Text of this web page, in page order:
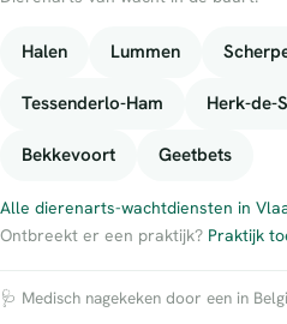
Halen Lummen
Tessenderlo-Ham Herk-de-
Bekkevoort Geetbets
Alle dierenarts-wachtdiensten in
Ontbreekt er een praktijk? Praktijk
🩺 Medisch nagekeken door een in